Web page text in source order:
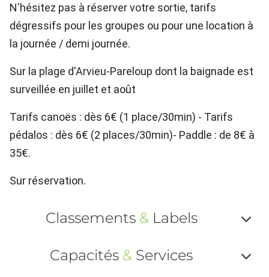
N'hésitez pas à réserver votre sortie, tarifs
dégressifs pour les groupes ou pour une location à
la journée / demi journée.
Sur la plage d'Arvieu-Pareloup dont la baignade est
surveillée en juillet et août
Tarifs canoës : dès 6€ (1 place/30min) - Tarifs
pédalos : dès 6€ (2 places/30min)- Paddle : de 8€ à
35€.
Sur réservation.
Classements &Labels
ou
Capacités & Services